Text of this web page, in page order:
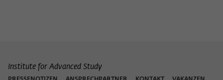
Institute for Advanced Study